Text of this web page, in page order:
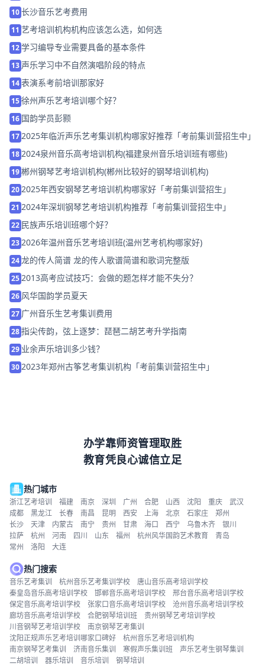
10长沙音乐艺考费用
11 艺考培训机构机构应该怎么选，如何选
12学习编导专业需要具备的基本条件
13 声乐学习中不自然演唱阶段的特点
14表演系考前培训那家好
15徐州声乐艺考培训哪个好？
16 国韵学员彭颢
17 2025年临沂声乐艺考集训机构哪家好推荐「考前集训营招生中」
18 2024泉州音乐高考培训机构(福建泉州音乐培训班有哪些)
19郴州钢琴艺考培训机构(郴州比较好的钢琴培训机构)
20 2025年西安钢琴艺考培训机构哪家好「考前集训营招生」
21 2024年深圳钢琴艺考培训机构推荐「考前集训营招生中」
22 民族声乐培训班哪个好？
23 2026年温州音乐艺考培训班(温州艺考机构哪家好)
24龙的传人简谱 龙的传人歌谱简谱和歌词完整版
25 2013高考应试技巧：会做的题怎样才能不失分？
26 风华国韵学员夏天
27 广州音乐生艺考集训费用
28指尖传韵，弦上逐梦：琵琶二胡艺考升学指南
29 业余声乐培训多少钱？
30 2023年郑州古筝艺考集训机构「考前集训营招生中」
办学靠师资管理取胜
教育凭良心诚信立足
热门城市
浙江艺考培训 福建 南京 深圳 广州 合肥 山西 沈阳 重庆
武汉
成都
黑龙江 长春 南昌 昆明 西安 上海 北京 石家庄
郑州
长沙
天津 内蒙古 南宁 贵州 甘肃 海口 西宁 乌鲁木齐
银川
拉萨
杭州 河南 四川 山东 福州 杭州风华国韵艺术教育
青岛
常州
洛阳 大连
热门搜索
音乐艺考集训 杭州音乐艺考集训学校
唐山音乐高考培训学校
秦皇岛音乐高考培训学校
邯郸音乐高考培训学校
邢台音乐高考培训学校
保定音乐高考培训学校
张家口音乐高考培训学校
沧州音乐高考培训学校
廊坊音乐高考培训学校
合肥钢琴培训班
贵州钢琴艺考培训学校
川音钢琴艺考培训学校
南京钢琴艺考集训
沈阳正规声乐艺考培训哪家口碑好
杭州音乐艺考培训机构
南京钢琴艺考集训
济南音乐集训 寒假声乐集训班
声乐艺考生钢琴集训
二胡培训
器乐培训 音乐培训 钢琴培训